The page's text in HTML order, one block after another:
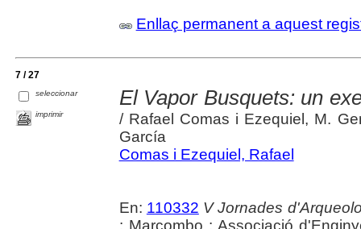
Enllaç permanent a aquest
7 / 27
seleccionar
imprimir
El Vapor Busquets: un
/ Rafael Comas i Ezequiel, M.
García
Comas i Ezequiel, Rafael
En: 110332 V Jornades
: Marcombo : Associació